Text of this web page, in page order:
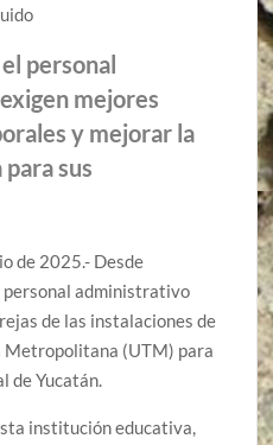
personal
mejores
y mejorar la
sus
de 2025.- Desde
personal administrativo
de las instalaciones de
Metropolitana (UTM) para
de Yucatán.
institución educativa,